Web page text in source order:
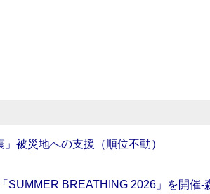
被災地への支援（順位不動）
SUMMER BREATHING 2026」を開催